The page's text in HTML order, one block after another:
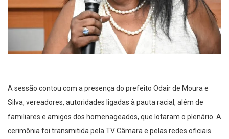
A sessão contou com a presença do prefeito Odair de Moura e
Silva, vereadores, autoridades ligadas à pauta racial, além de
familiares e amigos dos homenageados, que lotaram o plenário. A
cerimônia foi transmitida pela TV Câmara e pelas redes oficiais.